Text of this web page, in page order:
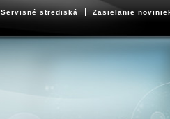
Servisné strediská Zasielanie